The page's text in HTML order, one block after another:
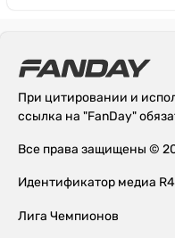
При цитировании и
ссылка на "FanDay"
Все права защищены ©
Идентификатор медиа
Лига Чемпионов